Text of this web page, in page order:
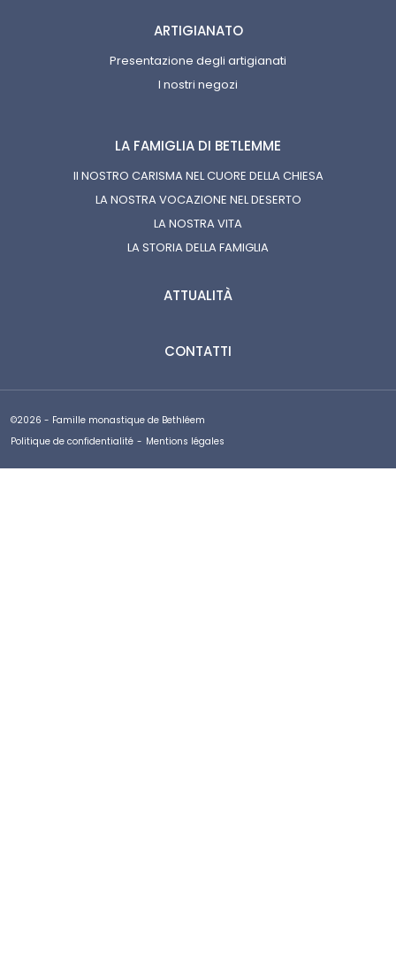
LA FAMIGLIA DI BETLEMME
Il NOSTRO CARISMA NEL CUORE DELLA CHIESA
LA NOSTRA VOCAZIONE NEL DESERTO
LA NOSTRA VITA
LA STORIA DELLA FAMIGLIA
ATTUALITÀ
CONTATTI
ARTIGIANATO
Presentazione degli artigianati
I nostri negozi
©2026 - Famille monastique de Bethléem
Politique de confidentialité - Mentions légales